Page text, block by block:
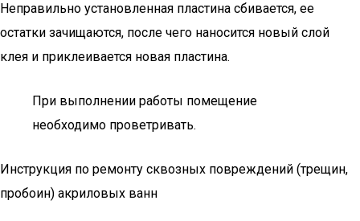
Неправильно установленная пластина сбивается, ее
остатки зачищаются, после чего наносится новый слой
клея и приклеивается новая пластина.
При выполнении работы помещение
необходимо проветривать.
Инструкция по ремонту сквозных повреждений (трещин,
пробоин) акриловых ванн